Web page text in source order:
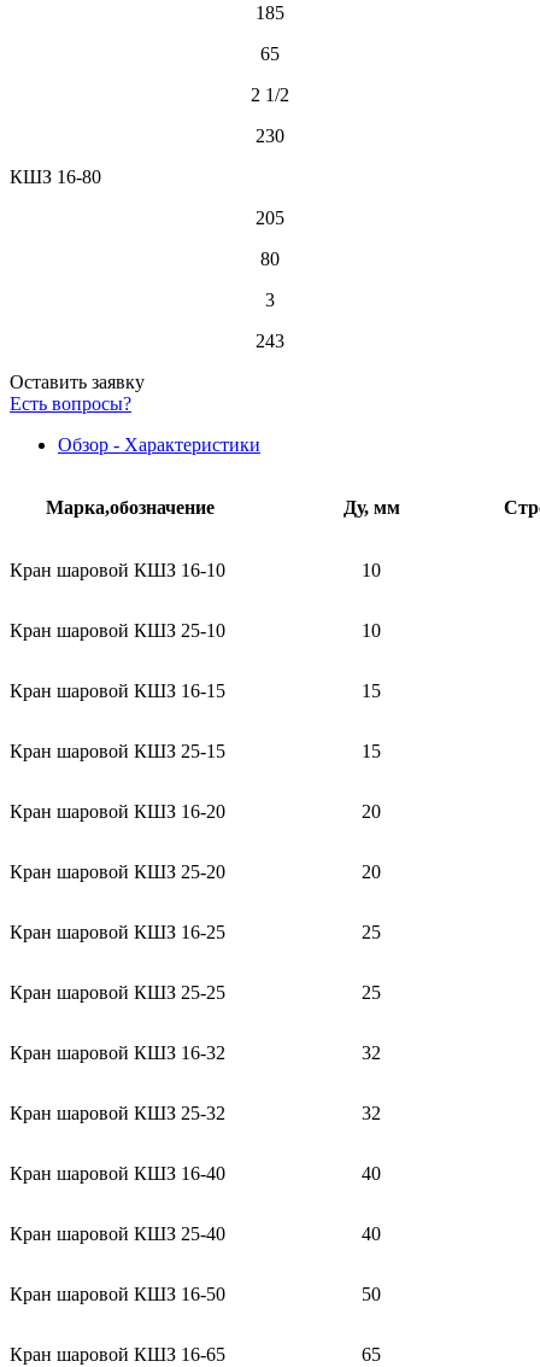
185
65
2 1/2
230
КШЗ 16-80
205
80
3
243
Оставить заявку
Есть вопросы?
Обзор - Характеристики
Марка,обозначение Ду, мм
Кран шаровой КШЗ 16-10 10
Кран шаровой КШЗ 25-10 10
Кран шаровой КШЗ 16-15 15
Кран шаровой КШЗ 25-15 15
Кран шаровой КШЗ 16-20 20
Кран шаровой КШЗ 25-20 20
Кран шаровой КШЗ 16-25 25
Кран шаровой КШЗ 25-25 25
Кран шаровой КШЗ 16-32 32
Кран шаровой КШЗ 25-32 32
Кран шаровой КШЗ 16-40 40
Кран шаровой КШЗ 25-40 40
Кран шаровой КШЗ 16-50 50
Кран шаровой КШЗ 16-65 65